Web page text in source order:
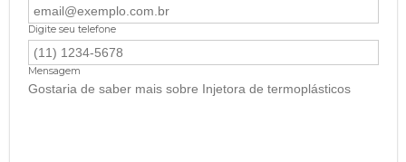
Digite seu telefone
Mensagem